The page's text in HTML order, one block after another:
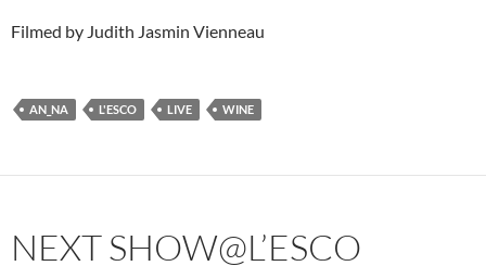
Filmed by Judith Jasmin Vienneau
AN_NA L'ESCO LIVE WINE
NEXT SHOW@L’ESCO